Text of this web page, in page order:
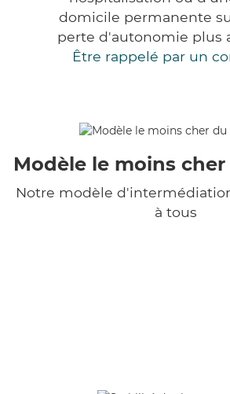
domicile permanente
perte d'autonomie plus
Être rappelé par un
Modèle le moins
Notre modèle
à tous